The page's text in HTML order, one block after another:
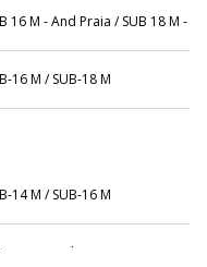
16 M - And Praia / SUB 18 M -
16 M / SUB-18 M
14 M / SUB-16 M
14 M - And Praia / SUB 16 M -